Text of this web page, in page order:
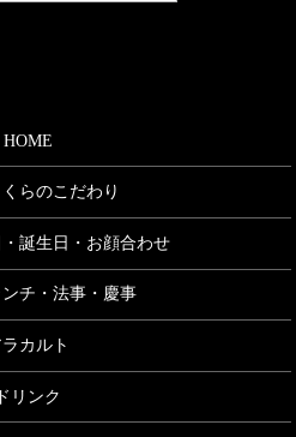
HOME
らのこだわり
誕生日・お顔合わせ
チ・法事・慶事
カルト
ドリンク